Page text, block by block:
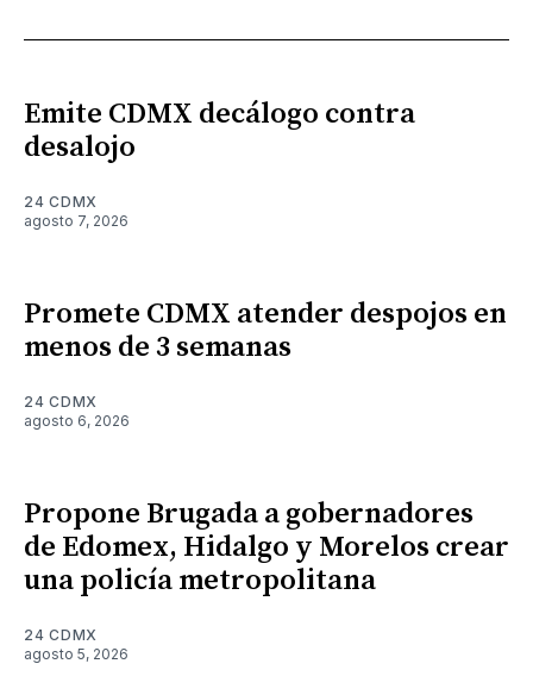
Emite CDMX decálogo contra
desalojo
24 CDMX
agosto 7, 2026
Promete CDMX atender despojos en
menos de 3 semanas
24 CDMX
agosto 6, 2026
Propone Brugada a gobernadores
de Edomex, Hidalgo y Morelos crear
una policía metropolitana
24 CDMX
agosto 5, 2026